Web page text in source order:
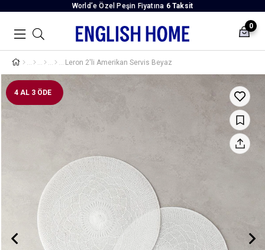
World’e Özel Peşin Fiyatına 6 Taksit
0
Leron 2'li Amerikan Servis Beyaz
4 AL 3 ÖDE